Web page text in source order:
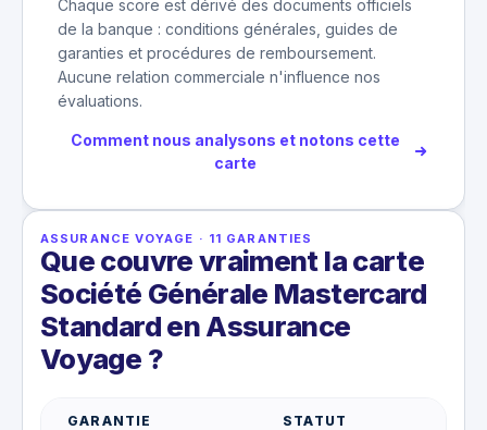
Chaque score est dérivé des documents officiels
de la banque : conditions générales, guides de
garanties et procédures de remboursement.
Aucune relation commerciale n'influence nos
évaluations.
Comment nous analysons et notons cette
carte
ASSURANCE VOYAGE · 11 GARANTIES
Que couvre vraiment la carte
Société Générale Mastercard
Standard en Assurance
Voyage ?
GARANTIE STATUT